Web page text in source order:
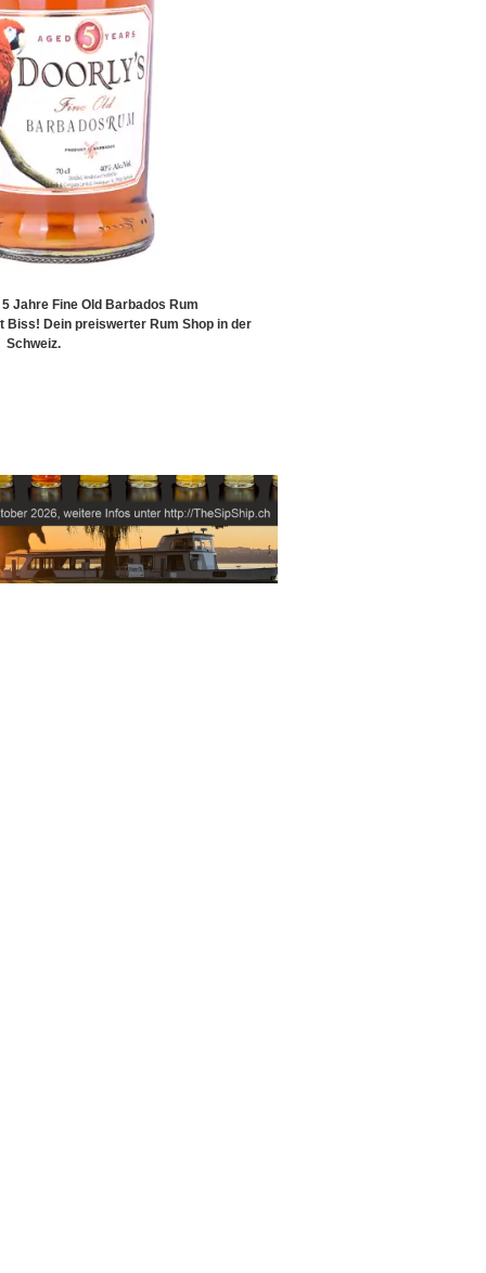
Jahre Fine Old Barbados Rum
Biss! Dein preiswerter Rum Shop in der
Schweiz.